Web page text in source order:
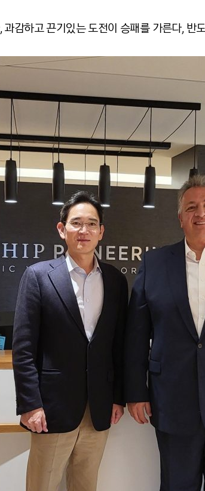
과감하고 끈기있는 도전이 승패를 가른다,